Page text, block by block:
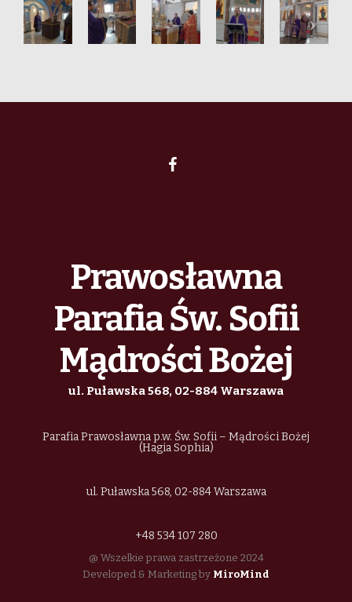
Prawosławna
Parafia Św. Sofii
Mądrości Bożej
ul. Puławska 568, 02-884 Warszawa
Parafia Prawosławna p.w. Św. Sofii – Mądrości Bożej
(Hagia Sophia)
ul. Puławska 568, 02-884 Warszawa
+48 534 107 280
@ Wszelkie prawa zastrzeżone 2024
Developed & Marketing by MiroMind